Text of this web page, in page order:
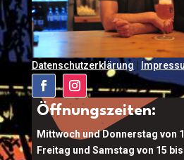
Datenschutzerklärung |
Öffnungszeiten:
Mittwoch und Donnerstag von
Freitag und Samstag von 15